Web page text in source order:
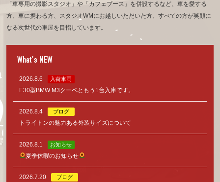
「車専用の撮影スタジオ」や「カフェブース」を併設するなど、車を愛する
方、車に携わる方、 スタジオWMにお越しいただいた方、すべての方が笑顔に
なる次世代の車屋を目指しています。
What’s NEW
2026.8.6 入荷車両
E30型BMW M3クーペともう1台入庫です。
2026.8.4 ブログ
トライトンの魅力ある外装サイズについて
2026.8.1 お知らせ
夏季休暇のお知らせ
2026.7.20 ブログ